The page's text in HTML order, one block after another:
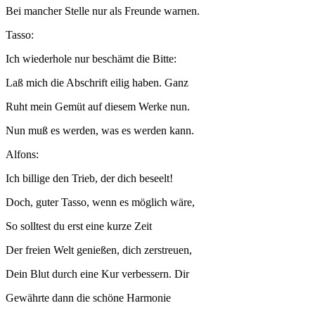
Bei mancher Stelle nur als Freunde warnen.
Tasso:
Ich wiederhole nur beschämt die Bitte:
Laß mich die Abschrift eilig haben. Ganz
Ruht mein Gemüt auf diesem Werke nun.
Nun muß es werden, was es werden kann.
Alfons:
Ich billige den Trieb, der dich beseelt!
Doch, guter Tasso, wenn es möglich wäre,
So solltest du erst eine kurze Zeit
Der freien Welt genießen, dich zerstreuen,
Dein Blut durch eine Kur verbessern. Dir
Gewährte dann die schöne Harmonie